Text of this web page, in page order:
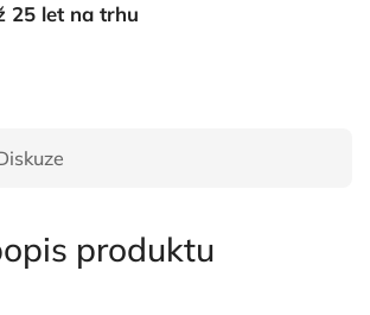
25 let na trhu
produktu